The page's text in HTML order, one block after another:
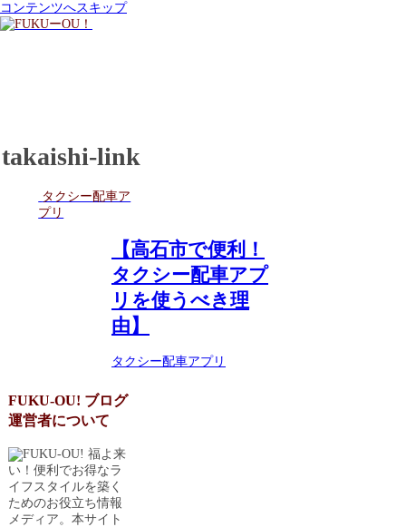
コンテンツへスキップ
takaishi-link
タクシー配車ア
プリ
【高石市で便利！
タクシー配車アプ
リを使うべき理
由】
タクシー配車アプリ
FUKU-OU! ブログ
運営者について
福よ来
い！便利でお得なラ
イフスタイルを築く
ためのお役立ち情報
メディア。本サイト